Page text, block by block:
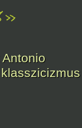
»
236